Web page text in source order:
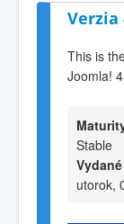
Verzia
This is
Joomla!
Stable
Vydané
utorok,